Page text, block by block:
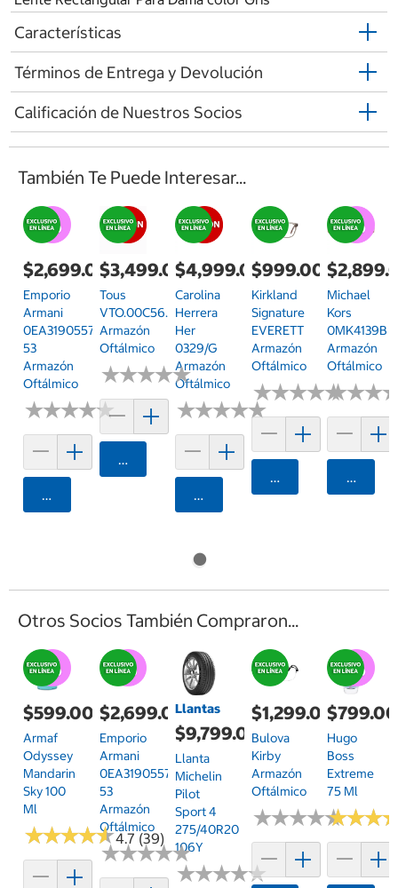
Características
Términos de Entrega y Devolución
Calificación de Nuestros Socios
También Te Puede Interesar...
$2,699.00
Emporio
Armani
0EA31905577
53
Armazón
Oftálmico
★★★★★
★★★★★
Agregar
$3,499.00
Tous
VTO.00C56.0843.51
Armazón
Oftálmico
★★★★★
★★★★★
Agregar
$4,999.00
Carolina
Herrera
Her
0329/G
Armazón
Oftálmico
★★★★★
★★★★★
Agregar
$999.00
Kirkland
Signature
EVERETT
Armazón
Oftálmico
★★★★★
★★★★★
Agregar
Michael
Kors
0MK4139B
Armazón
Oftálmico
★★★
★★★
Otros Socios También Compraron...
$599.00
Armaf
Odyssey
Mandarin
Sky 100
Ml
★★★★★
★★★★★4.7 (39)
$2,699.00
Emporio
Armani
0EA31905577
53
Armazón
Oftálmico
★★★★★
★★★★★
Llantas
$9,799.00
Llanta
Michelin
Pilot
Sport 4
275/40R20
106Y
★★★★★
★★★★★
$1,299.00
Bulova
Kirby
Armazón
Oftálmico
★★★★★
★★★★★
$799.00
Hugo
Boss
Extreme
75 Ml
★★★
★★★